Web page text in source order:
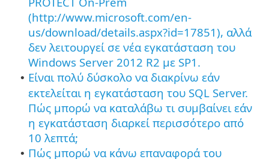
(http://www.microsoft.com/en-
us/download/details.aspx?id=17851), αλλά
δεν λειτουργεί σε νέα εγκατάσταση του
Windows Server 2012 R2 με SP1.
• Είναι πολύ δύσκολο να διακρίνω εάν
εκτελείται η εγκατάσταση του SQL Server.
Πώς μπορώ να καταλάβω τι συμβαίνει εάν
η εγκατάσταση διαρκεί περισσότερο από
10 λεπτά;
• Πώς μπορώ να κάνω επαναφορά του